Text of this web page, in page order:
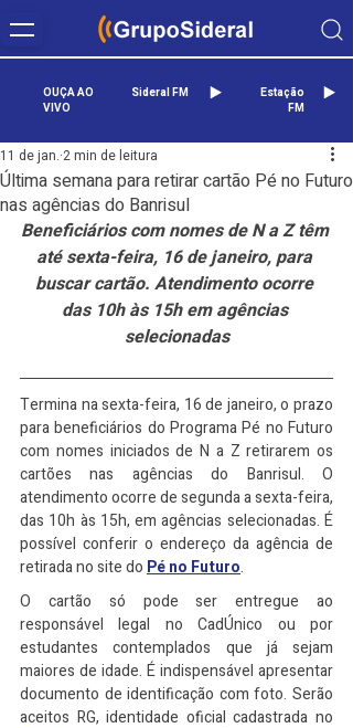
OUÇA AO
VIVO
Sideral FM
Estação
FM
Última semana para retirar cartão Pé no Futuro
nas agências do Banrisul
11 de jan. 2 min de leitura
Beneficiários com nomes de N a Z têm
até sexta-feira, 16 de janeiro, para
buscar cartão. Atendimento ocorre
das 10h às 15h em agências
selecionadas
Termina na sexta-feira, 16 de janeiro, o prazo
para beneficiários do Programa Pé no Futuro
com nomes iniciados de N a Z retirarem os
cartões nas agências do Banrisul. O
atendimento ocorre de segunda a sexta-feira,
das 10h às 15h, em agências selecionadas. É
possível conferir o endereço da agência de
retirada no site do Pé no Futuro.​
O cartão só pode ser entregue ao
responsável legal no CadÚnico ou por
estudantes contemplados que já sejam
maiores de idade. É indispensável apresentar
documento de identificação com foto. Serão